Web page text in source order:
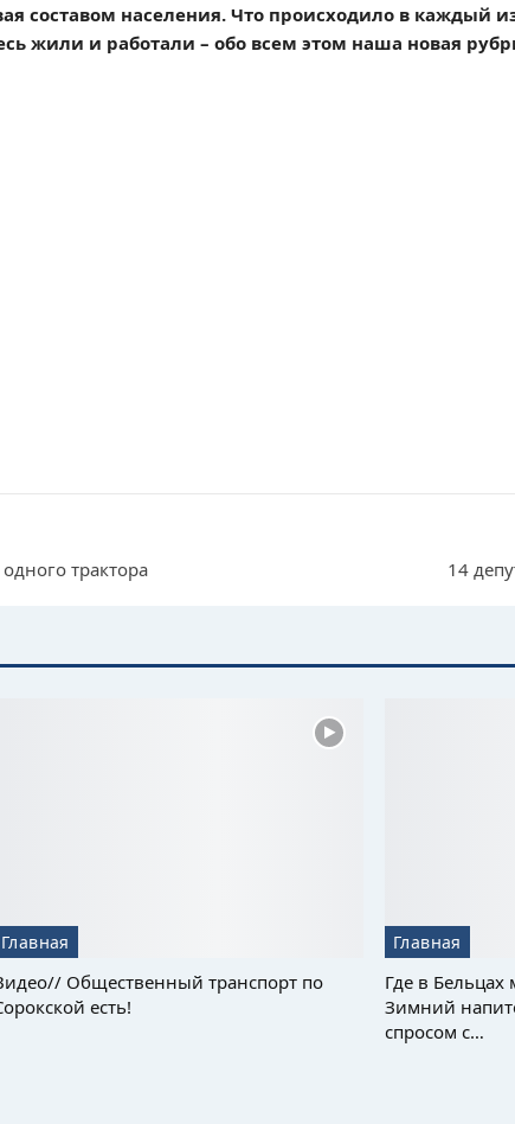
составом населения. Что происходило в каждый
жили и работали – обо всем этом наша новая
трактора 14
Главная
Общественный транспорт по
есть!
Главная
Где в
Зимний
спросом с…